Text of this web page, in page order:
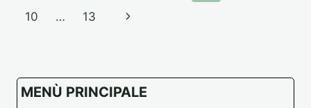
pagina
Precedente
10 … 13
Pagina
MENÙ PRINCIPALE